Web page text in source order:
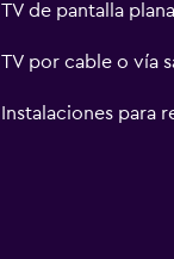
TV de pantalla plana
TV por cable o vía
Instalaciones para